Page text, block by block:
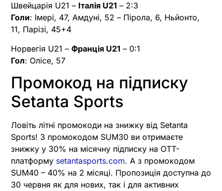
Швейцарія U21 – Італія U21 – 2:3
Голи: Імері, 47, Амдуні, 52 – Пірола, 6, Ньйонто,
11, Парізі, 45+4
Норвегія U21 – Франція U21 – 0:1
Гол: Олісе, 57
Промокод на підписку
Setanta Sports
Ловіть літні промокоди на знижку від Setanta
Sports! З промокодом SUM30 ви отримаєте
знижку у 30% на місячну підписку на OTT-
платформу setantasports.com. А з промокодом
SUM40 – 40% на 2 місяці. Пропозиція доступна до
30 червня як для нових, так і для активних